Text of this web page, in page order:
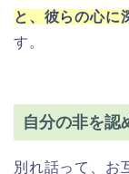
と、彼らの心に
す。
自分の非を認
別れ話って、お